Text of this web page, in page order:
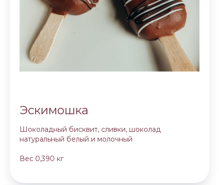
Эскимошка
Шоколадный бисквит, сливки, шоколад
натуральный белый и молочный
Вес 0,390 кг